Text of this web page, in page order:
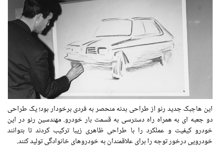
این هاچبک جدید رنو از طراحی بدنه منحصر به فردی برخودار بود؛ یک طراحی
دو جعبه ای به همراه راه دسترسی به قسمت بار خودرو. مهندسین رنو در این
خودرو کیفیت و عملکرد را با طراحی ظاهری زیبا ترکیب کردند تا بتوانند
خودرویی درخور توجه را برای علاقمندان به خودروهای خانوادگی تولید کنند.